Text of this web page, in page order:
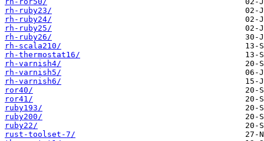
rh-ruby23/
rh-ruby24/
rh-ruby25/
rh-ruby26/
rh-scala210/
rh-thermostat16/
rh-varnish4/
rh-varnish5/
rh-varnish6/
ror40/
ror41/
ruby193/
ruby200/
ruby22/
rust-toolset-7/